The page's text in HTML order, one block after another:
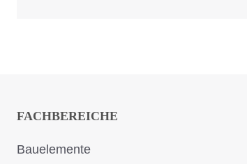
FACHBEREICHE
Bauelemente